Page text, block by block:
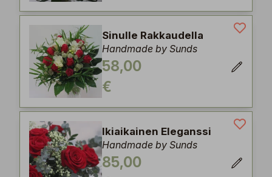
Sinulle Rakkaudella
Handmade by Sunds
58,00
€
Ikiaikainen Eleganssi
Handmade by Sunds
85,00